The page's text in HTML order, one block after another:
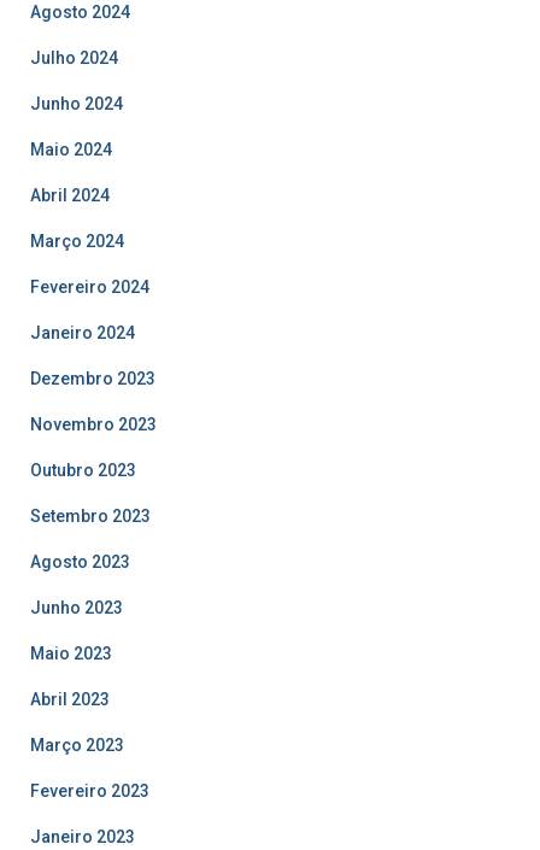
Agosto 2024
Julho 2024
Junho 2024
Maio 2024
Abril 2024
Março 2024
Fevereiro 2024
Janeiro 2024
Dezembro 2023
Novembro 2023
Outubro 2023
Setembro 2023
Agosto 2023
Junho 2023
Maio 2023
Abril 2023
Março 2023
Fevereiro 2023
Janeiro 2023